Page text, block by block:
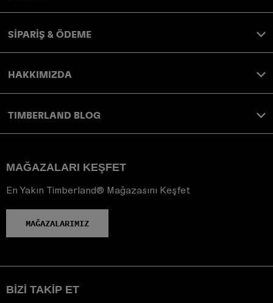
SİPARİŞ & ÖDEME
HAKKIMIZDA
TIMBERLAND BLOG
MAĞAZALARI KEŞFET
En Yakın Timberland® Mağazasını Keşfet
MAĞAZALARIMIZ
BIZI TAKIP ET